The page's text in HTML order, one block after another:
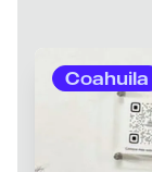
Coahuila